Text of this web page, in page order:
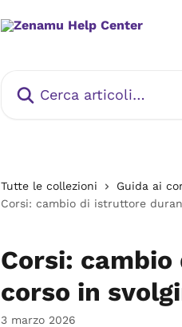
Tutte le collezioni
Guida ai
Corsi: cambio di istruttore
Corsi:
corso in
3 marzo 2026